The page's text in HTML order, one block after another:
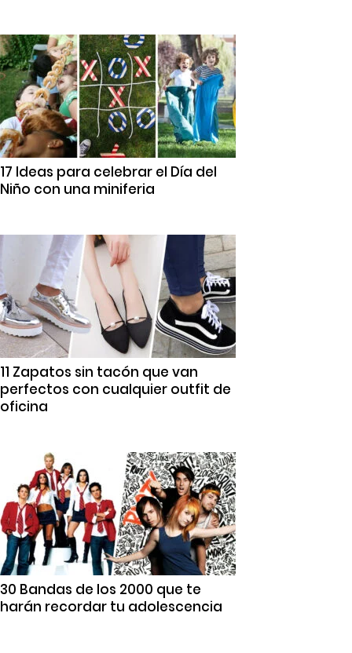
17 Ideas para celebrar el Día del
Niño con una miniferia
11 Zapatos sin tacón que van
perfectos con cualquier outfit de
oficina
30 Bandas de los 2000 que te
harán recordar tu adolescencia